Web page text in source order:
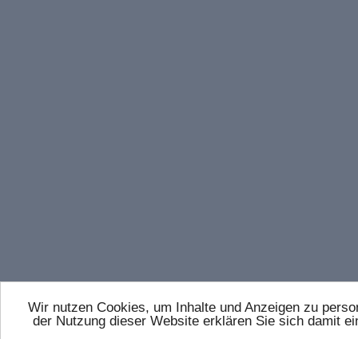
Wir nutzen Cookies, um Inhalte und Anzeigen zu
der Nutzung dieser Website erklären Sie sich damit